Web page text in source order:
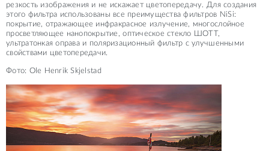
резкость изображения и не искажает цветопередачу. Для создания
этого фильтра использованы все преимущества фильтров NiSi:
покрытие, отражающее инфракрасное излучение, многослойное
просветляющее нанопокрытие, оптическое стекло ШОТТ,
ультратонкая оправа и поляризационный фильтр с улучшенными
свойствами цветопередачи.
Фото: Ole Henrik Skjelstad